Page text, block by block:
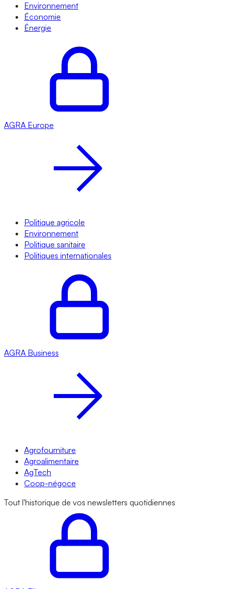
Environnement
Économie
Énergie
AGRA Europe
Politique agricole
Environnement
Politique sanitaire
Politiques internationales
AGRA Business
Agrofourniture
Agroalimentaire
AgTech
Coop-négoce
Tout l'historique de vos newsletters quotidiennes